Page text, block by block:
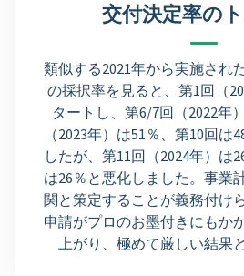
交付決定率の
類似する2021年から実施され
の採択率を見ると、第1回（
タートし、第6/7回（2022年
（2023年）は51％、第10回は
したが、第11回（2024年）は
は26％と悪化しました。事業
関と策定することが義務付け
申請がプロのお墨付きにもか
上がり、極めて厳しい結果